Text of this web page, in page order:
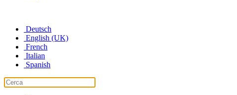
Deutsch
English (UK)
French
Italian
Spanish